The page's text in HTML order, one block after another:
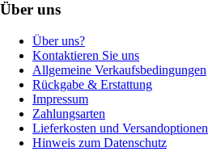
Über uns
Über uns?
Kontaktieren Sie uns
Allgemeine Verkaufsbedingungen
Rückgabe & Erstattung
Impressum
Zahlungsarten
Lieferkosten und Versandoptionen
Hinweis zum Datenschutz